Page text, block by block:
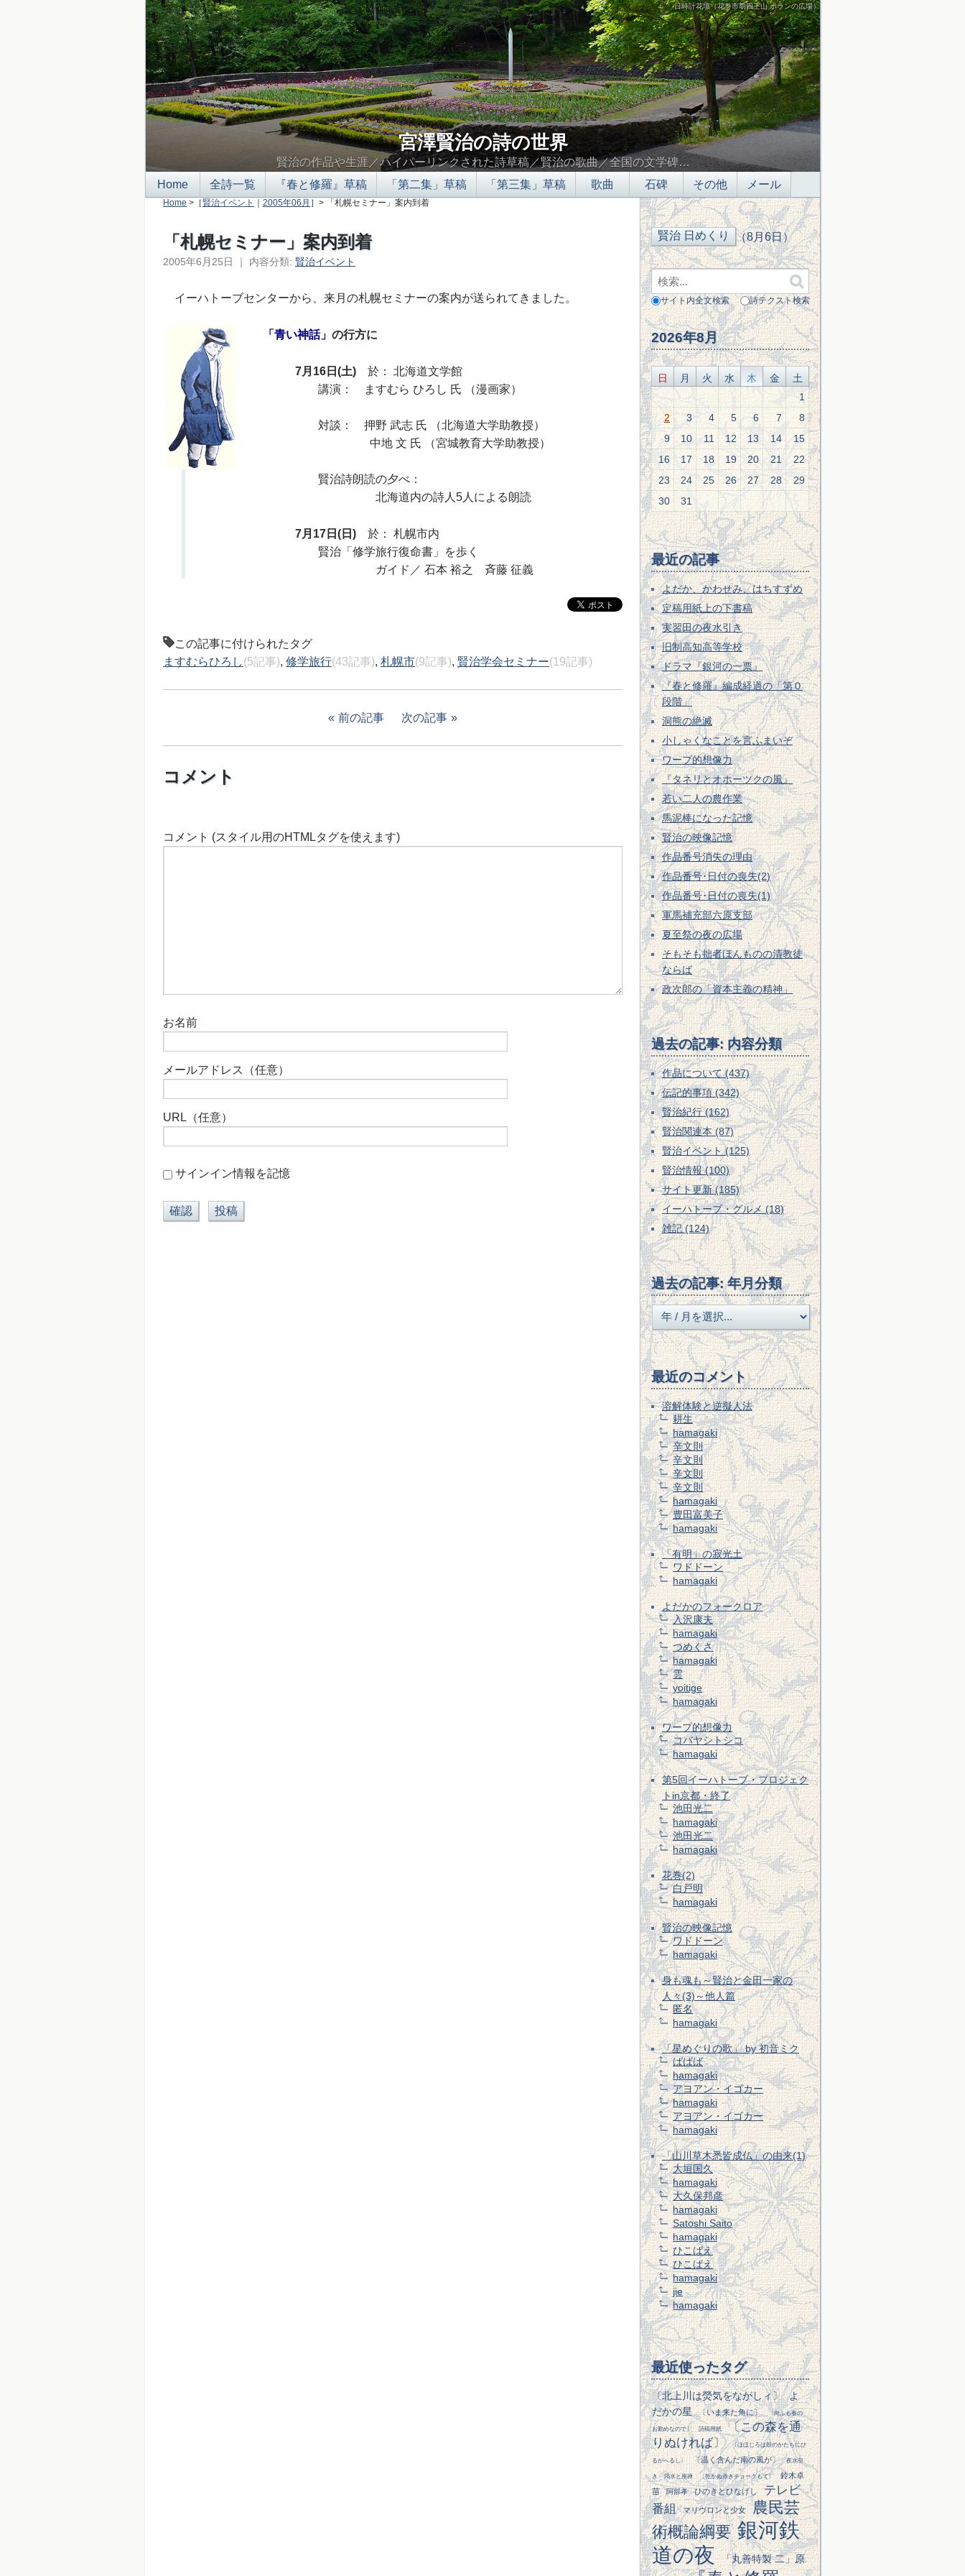
日時計花壇（花巻市胡四王山 ポランの広場）
宮澤賢治の詩の世界
賢治の作品や生涯／ハイパーリンクされた詩草稿／賢治の歌曲／全国の文学碑…
Home
全詩一覧 『春と修羅』草稿 「第二集」草稿 「第三集」草稿 歌曲 石碑 その他 メール
Home >［賢治イベント ｜ 2005年06月 ］> 「札幌セミナー」案内到着
「札幌セミナー」案内到着
2005年6月25日 ｜ 内容分類: 賢治イベント
イーハトーブセンターから、来月の札幌セミナーの案内が送られてきました。
「青い神話」 の行方に
7月16日(土) 於： 北海道文学館
講演： ますむら ひろし 氏 （漫画家）
対談： 押野 武志 氏 （北海道大学助教授）
中地 文 氏 （宮城教育大学助教授）
賢治詩朗読の夕べ：
北海道内の詩人5人による朗読
7月17日(日) 於： 札幌市内
賢治「修学旅行復命書」を歩く
ガイド／ 石本 裕之 斉藤 征義
この記事に付けられたタグ
ますむらひろし(5記事), 修学旅行(43記事), 札幌市(9記事), 賢治学会セミナー(19記事)
前の記事 次の記事
コメント
コメント (スタイル用のHTMLタグを使えます)
お名前
メールアドレス（任意）
URL（任意）
サインイン情報を記憶
（8月6日）
サイト内全文検索 詩テクスト検索
2026年8月
日 月 火 水 木 金
土
1
2
3 4 5 6 7
8
9
10 11 12 13 14
15
16
17 18 19 20 21
22
23
24 25 26 27 28
29
30
31
最近の記事
よだか、かわせみ、はちすずめ
定稿用紙上の下書稿
実習田の夜水引き
旧制高知高等学校
ドラマ『銀河の一票』
『春と修羅』編成経過の「第０
段階」
洞熊の絶滅
小しゃくなことを言ふまいぞ
ワープ的想像力
『タネリとオホーツクの風』
若い二人の農作業
馬泥棒になった記憶
賢治の映像記憶
作品番号消失の理由
作品番号･日付の喪失(2)
作品番号･日付の喪失(1)
軍馬補充部六原支部
夏至祭の夜の広場
そもそも拙者ほんものの清教徒
ならば
政次郎の「資本主義の精神」
過去の記事: 内容分類
作品について (437)
伝記的事項 (342)
賢治紀行 (162)
賢治関連本 (87)
賢治イベント (125)
賢治情報 (100)
サイト更新 (185)
イーハトーブ・グルメ (18)
雑記 (124)
過去の記事: 年月分類
最近のコメント
溶解体験と逆擬人法
耕生
hamagaki
辛文則
辛文則
辛文則
辛文則
hamagaki
豊田富美子
hamagaki
「有明」の寂光土
ワドドーン
hamagaki
よだかのフォークロア
入沢康夫
hamagaki
つめくさ
hamagaki
雲
yoitige
hamagaki
ワープ的想像力
コバヤシトシコ
hamagaki
第5回イーハトーブ・プロジェク
トin京都・終了
池田光二
hamagaki
池田光二
hamagaki
花巻(2)
白戸明
hamagaki
賢治の映像記憶
ワドドーン
hamagaki
身も魂も～賢治と金田一家の
人々(3)～他人篇
匿名
hamagaki
「星めぐりの歌」 by 初音ミク
ばばば
hamagaki
アヨアン・イゴカー
hamagaki
アヨアン・イゴカー
hamagaki
「山川草木悉皆成仏」の由来(1)
大垣国久
hamagaki
大久保邦彦
hamagaki
Satoshi Saito
hamagaki
ひこばえ
ひこばえ
hamagaki
jie
hamagaki
最近使ったタグ
〔北上川は熒気をながしィ〕 よ
だかの星
〔いま来た角に〕 〔向ふも春の
お勤めなので〕 詩稿用紙
〔この森を通
りぬければ〕
〔ほほじろは鼓のかたちにひ
るがへるし〕 〔温く含んだ南の風が〕 夜水引
き 渇水と座禅 〔乾かぬ赤きチョークもて〕
鈴木卓
苗
阿部孝 ひのきとひなげし
テレビ
番組
マリヴロンと少女
農民芸
術概論綱要 銀河鉄
道の夜
「丸善特製 二」原